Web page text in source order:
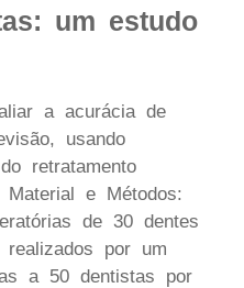
um estudo
a acurácia de
usando
retratamento
Material e Métodos:
de 30 dentes
realizados por um
a 50 dentistas por